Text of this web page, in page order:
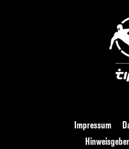
Impressum